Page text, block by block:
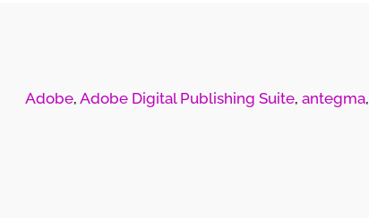
Adobe, Adobe Digital Publishing Suite, antegma,